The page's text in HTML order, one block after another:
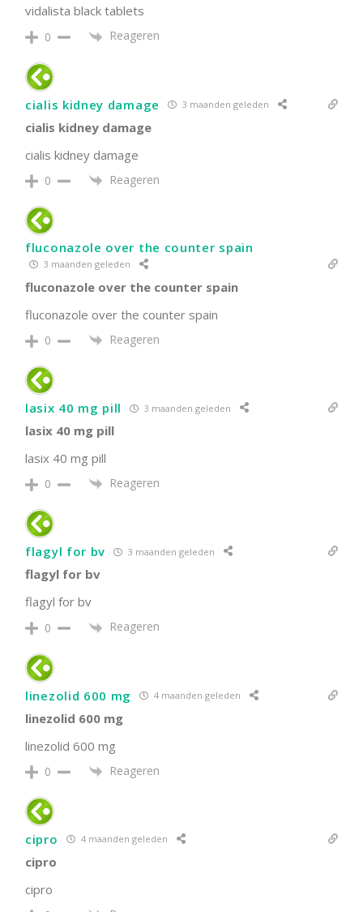
vidalista black tablets
0 Reageren
cialis kidney damage 3 maanden geleden
cialis kidney damage
cialis kidney damage
0 Reageren
fluconazole over the counter spain
3 maanden geleden
fluconazole over the counter spain
fluconazole over the counter spain
0 Reageren
lasix 40 mg pill 3 maanden geleden
lasix 40 mg pill
lasix 40 mg pill
0 Reageren
flagyl for bv 3 maanden geleden
flagyl for bv
flagyl for bv
0 Reageren
linezolid 600 mg 4 maanden geleden
linezolid 600 mg
linezolid 600 mg
0 Reageren
cipro 4 maanden geleden
cipro
cipro